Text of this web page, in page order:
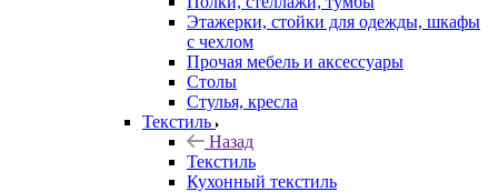
Этажерки, стойки для одежды, шкафы
с чехлом
Прочая мебель и аксессуары
Столы
Стулья, кресла
Текстиль
Назад
Текстиль
Кухонный текстиль